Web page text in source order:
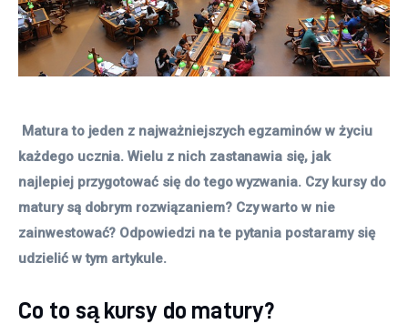
każdego ucznia. Wielu z nich zastanawia się, jak
najlepiej przygotować się do tego wyzwania. Czy kursy do
matury są dobrym rozwiązaniem? Czy warto w nie
zainwestować? Odpowiedzi na te pytania postaramy się
udzielić w tym artykule.
Co to są kursy do matury?